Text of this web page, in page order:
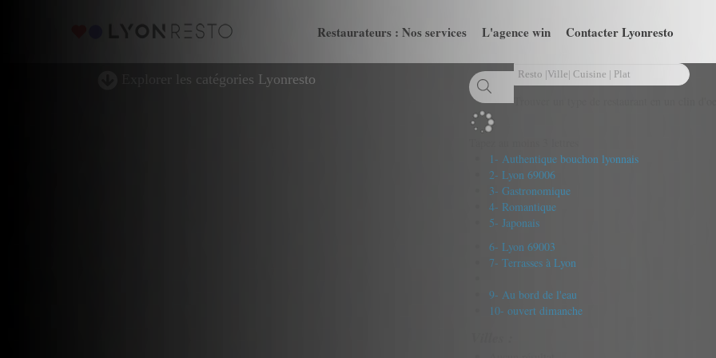
Restaurateurs : Nos services L'agence win Contacter Lyonresto
Explorer les catégories Lyonresto
1- Authentique bouchon lyonnais
2- Lyon 69006
3- Gastronomique
4- Romantique
5- Japonais
6- Lyon 69003
7- Terrasses à Lyon
9- Au bord de l'eau
10- ouvert dimanche